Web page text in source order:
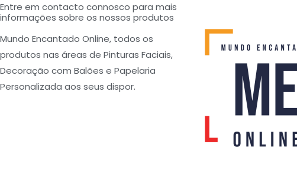
Entre em contacto connosco para mais
informações sobre os nossos produtos
Mundo Encantado Online, todos os
produtos nas áreas de Pinturas Faciais,
Decoração com Balões e Papelaria
Personalizada aos seus dispor.